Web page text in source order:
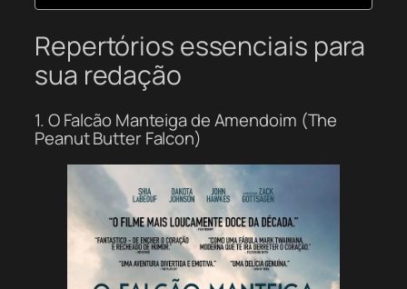
Repertórios essenciais para
sua redação
1. O Falcão Manteiga de Amendoim (The
Peanut Butter Falcon)